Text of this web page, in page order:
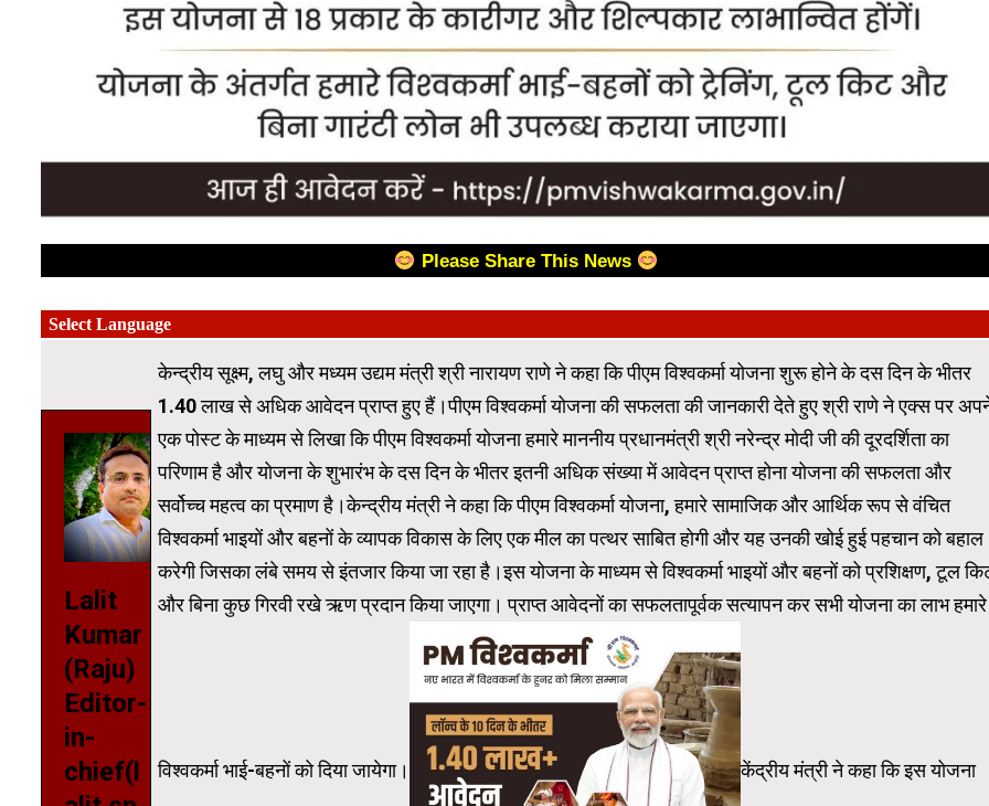
Please Share This News
Lalit
Kumar
(Raju)
Editor-
in-
chief(l
केन्‍द्रीय सूक्ष्म, लघु और मध्यम उद्यम मंत्री श्री नारायण राणे ने कहा कि पीएम विश्वकर्मा योजना शुरू होने के दस दिन के भीतर
1.40 लाख से अधिक आवेदन प्राप्त हुए हैं।पीएम विश्वकर्मा योजना की सफलता की जानकारी देते हुए श्री राणे ने एक्स पर
एक पोस्ट के माध्यम से लिखा कि पीएम विश्वकर्मा योजना हमारे माननीय प्रधानमंत्री श्री नरेन्‍द्र मोदी जी की दूरदर्शिता का
परिणाम है और योजना के शुभारंभ के दस दिन के भीतर इतनी अधिक संख्या में आवेदन प्राप्‍त होना योजना की सफलता और
सर्वोच्‍च महत्व का प्रमाण है।केन्‍द्रीय मंत्री ने कहा कि पीएम विश्वकर्मा योजना, हमारे सामाजिक और आर्थिक रूप से वंचित
विश्वकर्मा भाइयों और बहनों के व्यापक विकास के लिए एक मील का पत्थर साबित होगी और यह उनकी खोई हुई पहचान को बहाल
करेगी जिसका लंबे समय से इंतजार किया जा रहा है।इस योजना के माध्यम से विश्वकर्मा भाइयों और बहनों को प्रशिक्षण, टूल
और बिना कुछ गिरवी रखे ऋण प्रदान किया जाएगा। प्राप्त आवेदनों का सफलतापूर्वक सत्यापन कर सभी योजना का लाभ हमारे
विश्वकर्मा भाई-बहनों को दिया जायेगा। केंद्रीय मंत्री ने कहा कि इस योजना